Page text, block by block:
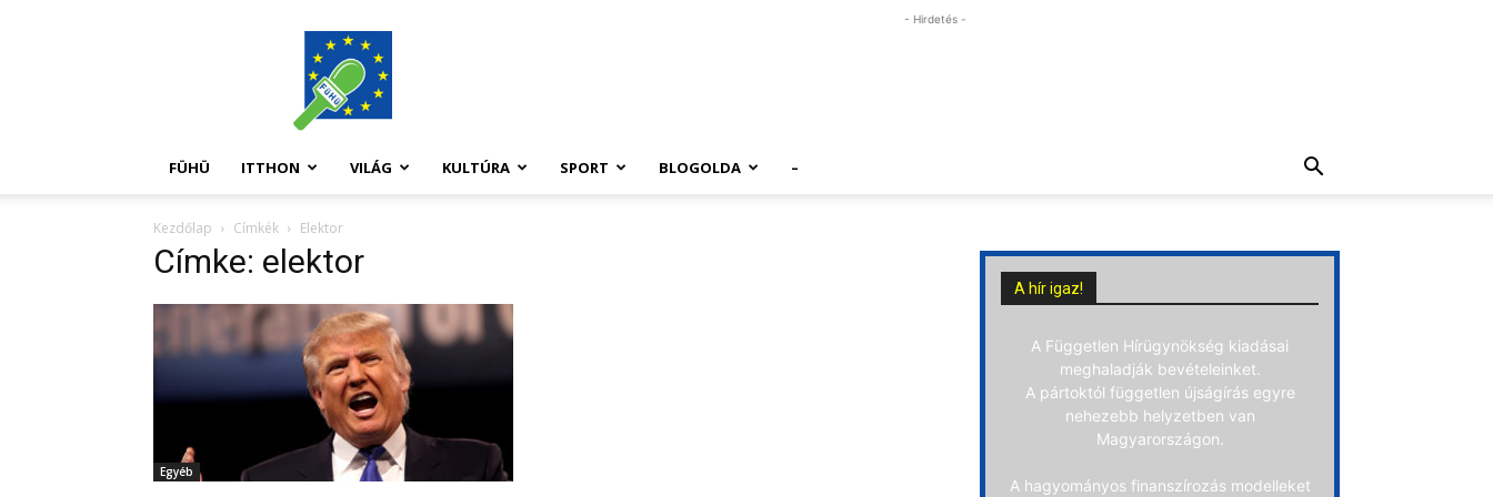
FüHü
- Hirdetés -
FÜHÜ ITTHON VILÁG KULTÚRA SPORT BLOGOLDA –
Kezdőlap Címkék Elektor
Címke: elektor
Egyéb
A hír igaz!
A Független Hírügynökség kiadásai
meghaladják bevételeinket.
A pártoktól független újságírás egyre
nehezebb helyzetben van
Magyarországon.
A hagyományos finanszírozás modelleket